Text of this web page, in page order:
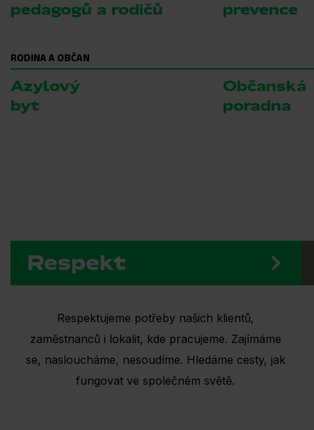
pedagogů a rodičů
prevence
RODINA A OBČAN
Azylový
byt
Občanská
poradna
Respekt
Respektujeme potřeby našich klientů,
zaměstnanců i lokalit, kde pracujeme. Zajímáme
se, nasloucháme, nesoudíme. Hledáme cesty, jak
fungovat ve společném světě.